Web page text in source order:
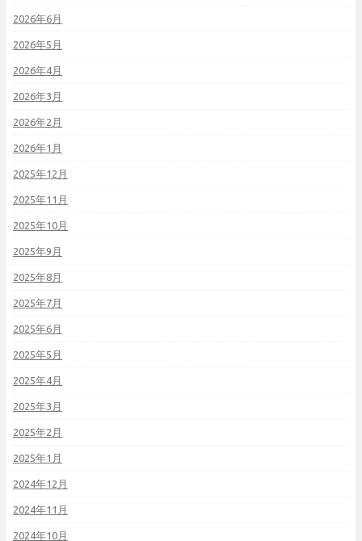
2026年6月
2026年5月
2026年4月
2026年3月
2026年2月
2026年1月
2025年12月
2025年11月
2025年10月
2025年9月
2025年8月
2025年7月
2025年6月
2025年5月
2025年4月
2025年3月
2025年2月
2025年1月
2024年12月
2024年11月
2024年10月